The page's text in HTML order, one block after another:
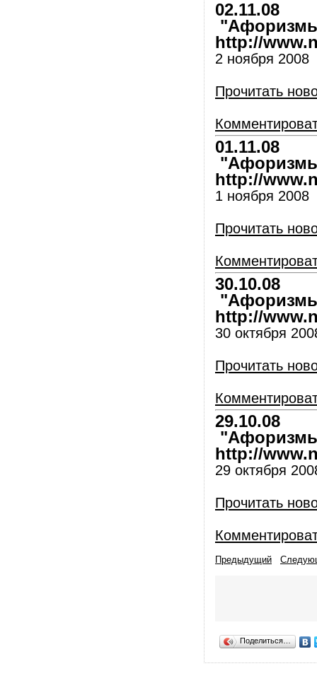
02.11.08
"Афоризмы
http://
2 ноября 2008
Прочитать
01.11.08
"Афоризмы
http://
1 ноября 2008
Прочитать
30.10.08
"Афоризмы
http://
30 октября
Прочитать
29.10.08
"Афоризмы
http://
29 октября
Прочитать
Предыдущий
Поделиться…